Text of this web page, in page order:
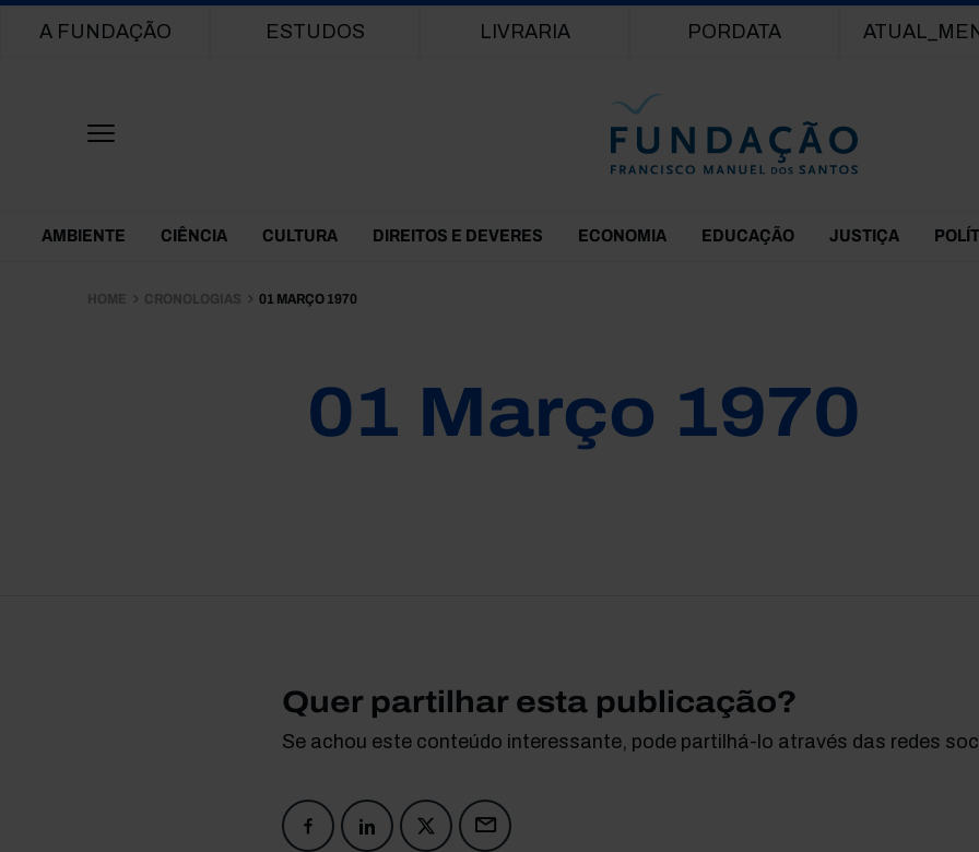
Main navigation
A FUNDAÇÃO ESTUDOS LIVRARIA PORDATA
Themes Menu
AMBIENTE CIÊNCIA CULTURA DIREITOS E DEVERES ECONOMIA EDUCAÇÃO JUSTIÇA
HOME CRONOLOGIAS 01 MARÇO 1970
01 Março 1970
Quer partilhar esta publicação?
Se achou este conteúdo interessante, pode partilhá-lo através das redes